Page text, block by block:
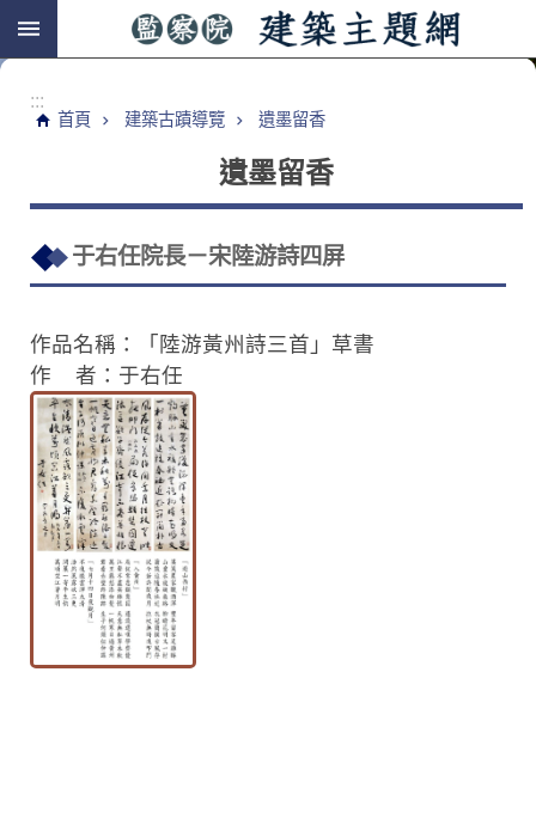
跳到主要內容區塊
:::
首頁 建築古蹟導覽 遺墨留香
遺墨留香
于右任院長－宋陸游詩四屏
作品名稱：「陸游黃州詩三首」草書
作 者：于右任